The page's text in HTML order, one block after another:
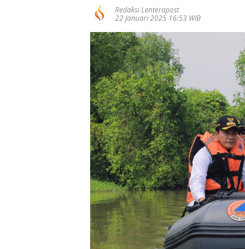
Redaksi Lenterapost
22 Januari 2025 16:53 WIB